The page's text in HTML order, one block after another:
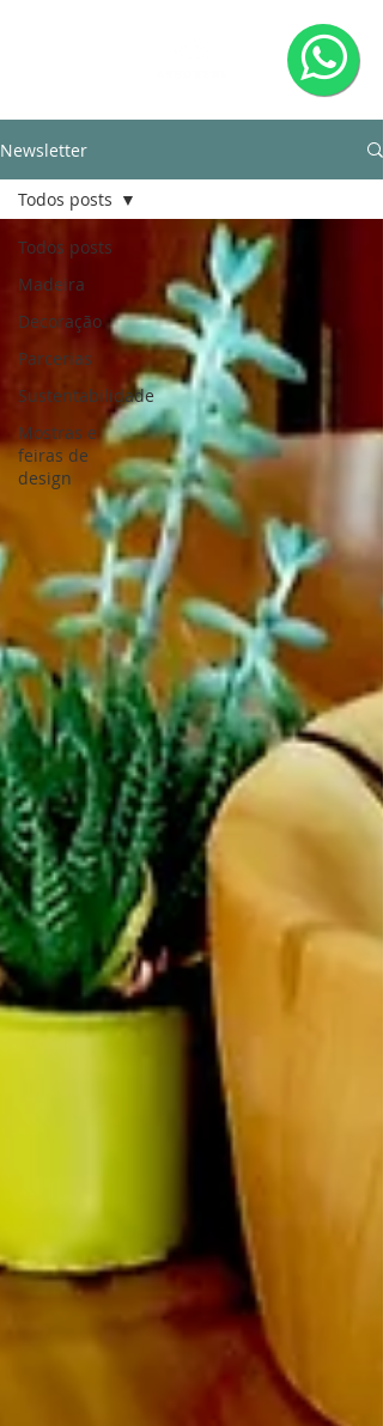
Newsletter
Todos posts
Madeira
Decoração
Parcerias
Sustentabilidade
Mostras e
feiras de
design
Todos posts